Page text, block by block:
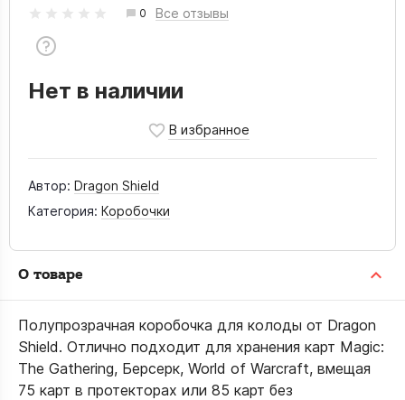
0 Все отзывы
Нет в наличии
Автор: Dragon Shield
Категория: Коробочки
О товаре
Полупрозрачная коробочка для колоды от Dragon
Shield. Отлично подходит для хранения карт Magic:
The Gathering, Берсерк, World of Warcraft, вмещая
75 карт в протекторах или 85 карт без